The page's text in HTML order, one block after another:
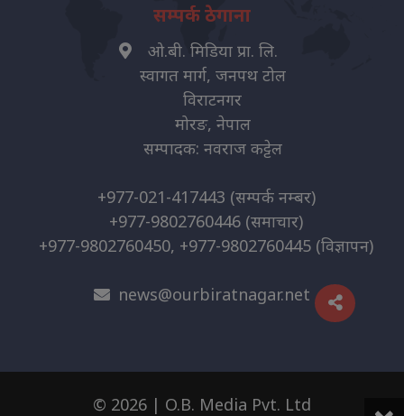
सम्पर्क ठेगाना
ओ.बी. मिडिया प्रा. लि.
स्वागत मार्ग, जनपथ टोल
विराटनगर
मोरङ, नेपाल
सम्पादक: नवराज कट्टेल
+977-021-417443 (सम्पर्क नम्बर)
+977-9802760446 (समाचार)
+977-9802760450, +977-9802760445 (विज्ञापन)
news@ourbiratnagar.net
© 2026 | O.B. Media Pvt. Ltd